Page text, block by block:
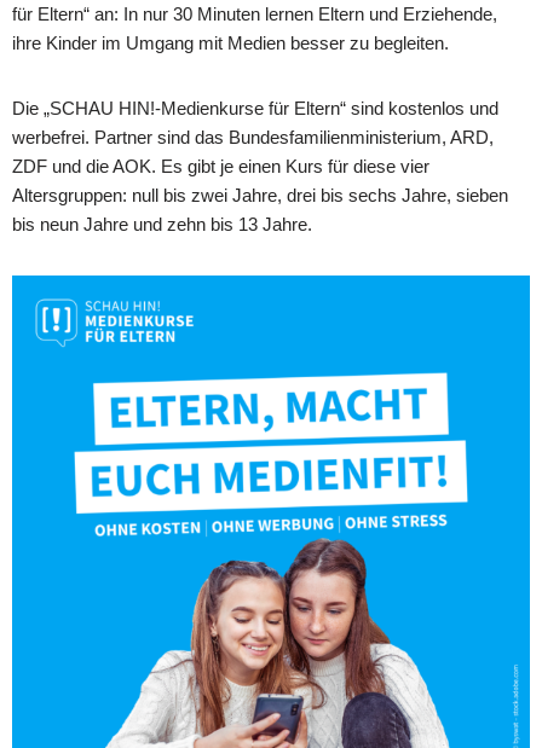
für Eltern“ an: In nur 30 Minuten lernen Eltern und Erziehende,
ihre Kinder im Umgang mit Medien besser zu begleiten.
Die „SCHAU HIN!-Medienkurse für Eltern“ sind kostenlos und
werbefrei. Partner sind das Bundesfamilienministerium, ARD,
ZDF und die AOK. Es gibt je einen Kurs für diese vier
Altersgruppen: null bis zwei Jahre, drei bis sechs Jahre, sieben
bis neun Jahre und zehn bis 13 Jahre.